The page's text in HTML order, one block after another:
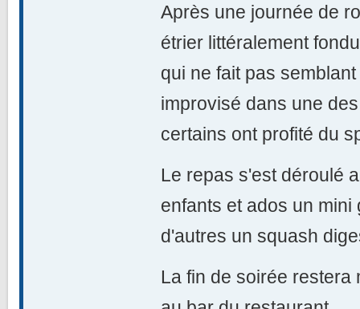
Après une journée de
étrier littéralement
qui ne fait pas
improvisé dans une
certains ont profité du
Le repas s'est déroulé
enfants et ados un
d'autres un squash
La fin de soirée